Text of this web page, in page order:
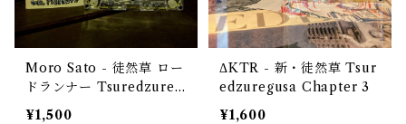
Moro Sato - 徒然草 ロー
ドランナー Tsuredzureg
usa Roadrunner
¥1,500
ΔKTR - 新・徒然草 Tsur
edzuregusa Chapter 3
¥1,600